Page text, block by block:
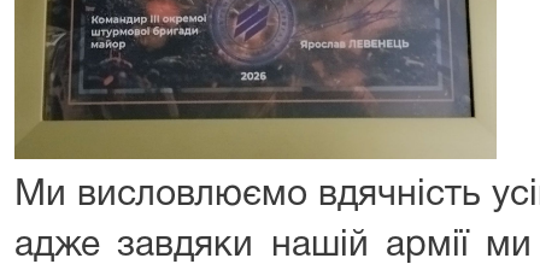
Ми висловлюємо вдячність
адже завдяки нашій армії